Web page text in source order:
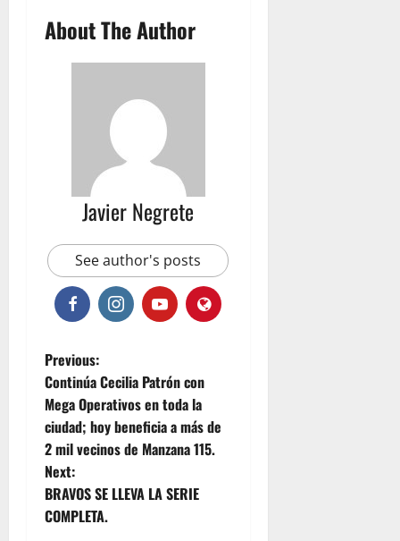
About The Author
Javier Negrete
See author's posts
P
o
s
t
n
Previous:
Continúa Cecilia Patrón con
Mega Operativos en toda la
ciudad; hoy beneficia a más de
2 mil vecinos de Manzana 115.
Next:
BRAVOS SE LLEVA LA SERIE
COMPLETA.